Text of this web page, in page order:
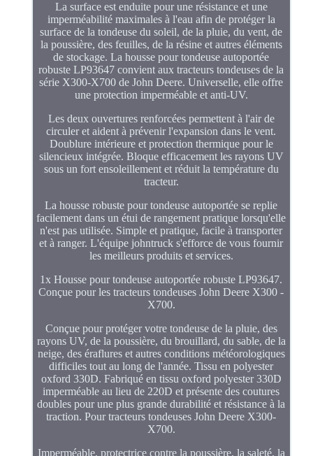
La surface est enduite pour une résistance et une
imperméabilité maximales à l'eau afin de protéger la
surface de la tondeuse du soleil, de la pluie, du vent, de
la poussière, des feuilles, de la résine et autres éléments
de stockage. La housse pour tondeuse autoportée
robuste LP93647 convient aux tracteurs tondeuses de la
série X300-X700 de John Deere. Universelle, elle offre
une protection imperméable et anti-UV.
Les deux ouvertures renforcées permettent à l'air de
circuler et aident à prévenir l'expansion dans le vent.
Doublure intérieure et protection thermique pour le
silencieux intégrée. Bloque efficacement les rayons UV
sous un fort ensoleillement et réduit la température du
tracteur.
La housse robuste pour tondeuse autoportée se replie
facilement dans un étui de rangement pratique lorsqu'elle
n'est pas utilisée. Simple et pratique, facile à transporter
et à ranger. L'équipe johntruck s'efforce de vous fournir
les meilleurs produits et services.
1x Housse pour tondeuse autoportée robuste LP93647.
Conçue pour les tracteurs tondeuses John Deere X300 -
X700.
Conçue pour protéger votre tondeuse de la pluie, des
rayons UV, de la poussière, du brouillard, du sable, de la
neige, des éraflures et autres conditions météorologiques
difficiles tout au long de l'année. Tissu en polyester
oxford 330D. Fabriqué en tissu oxford polyester 330D
imperméable au lieu de 220D et présente des coutures
doubles pour une plus grande durabilité et résistance à la
traction. Pour tracteurs tondeuses John Deere X300-
X700.
Imperméable, protectrice contre la poussière, la saleté, la